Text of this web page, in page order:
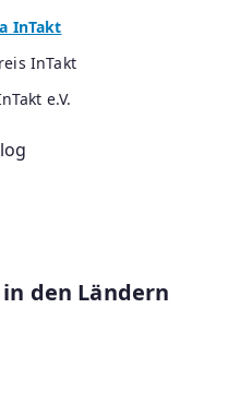
InTakt
InTakt
e.V.
den Ländern